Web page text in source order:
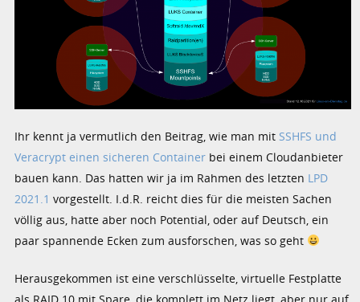
Ihr kennt ja vermutlich den Beitrag, wie man mit SSHFS und
Veracrypt einen sicheren Container bei einem Cloudanbieter
bauen kann. Das hatten wir ja im Rahmen des letzten LPD
2021.1 vorgestellt. I.d.R. reicht dies für die meisten Sachen
völlig aus, hatte aber noch Potential, oder auf Deutsch, ein
paar spannende Ecken zum ausforschen, was so geht
Herausgekommen ist eine verschlüsselte, virtuelle Festplatte